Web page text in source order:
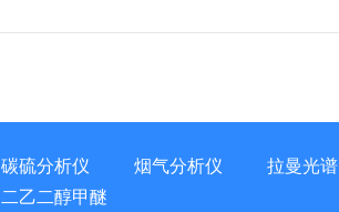
碳硫分析仪 烟气分析仪 拉曼光谱
二乙二醇甲醚